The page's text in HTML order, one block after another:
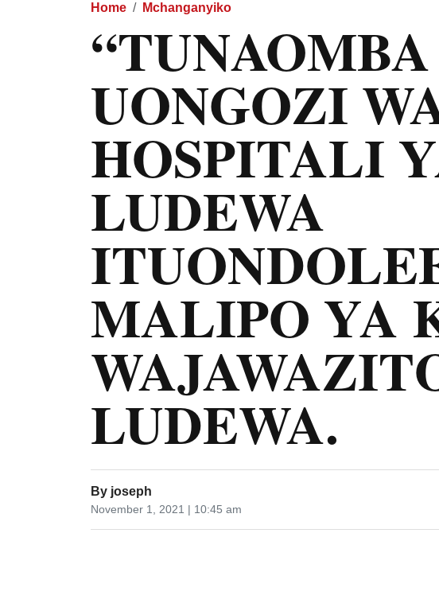
Home Mchanganyiko
“TUNAOMBA
UONGOZI
HOSPITALI
LUDEWA
MALIPO YA
LUDEWA.
By joseph
November 1, 2021 | 10:45 am